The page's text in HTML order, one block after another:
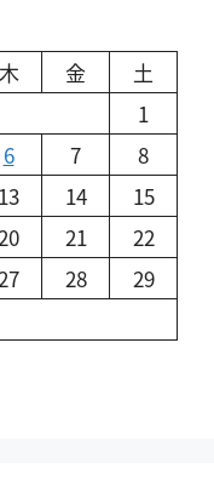
木 金
土
1
6 7
8
13 14
15
21
22
28
29